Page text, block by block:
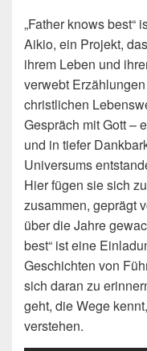
„Father knows best“
Aikio, ein Projekt,
ihrem Leben und
verwebt
christlichen
Gespräch mit Gott –
und in tiefer
Universums
Hier fügen sie sich
zusammen, geprägt
über die Jahre
best“ ist eine
Geschichten von
sich daran zu
geht, die Wege
verstehen.